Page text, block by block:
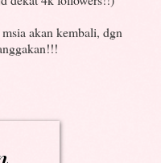
akan kembali, dgn